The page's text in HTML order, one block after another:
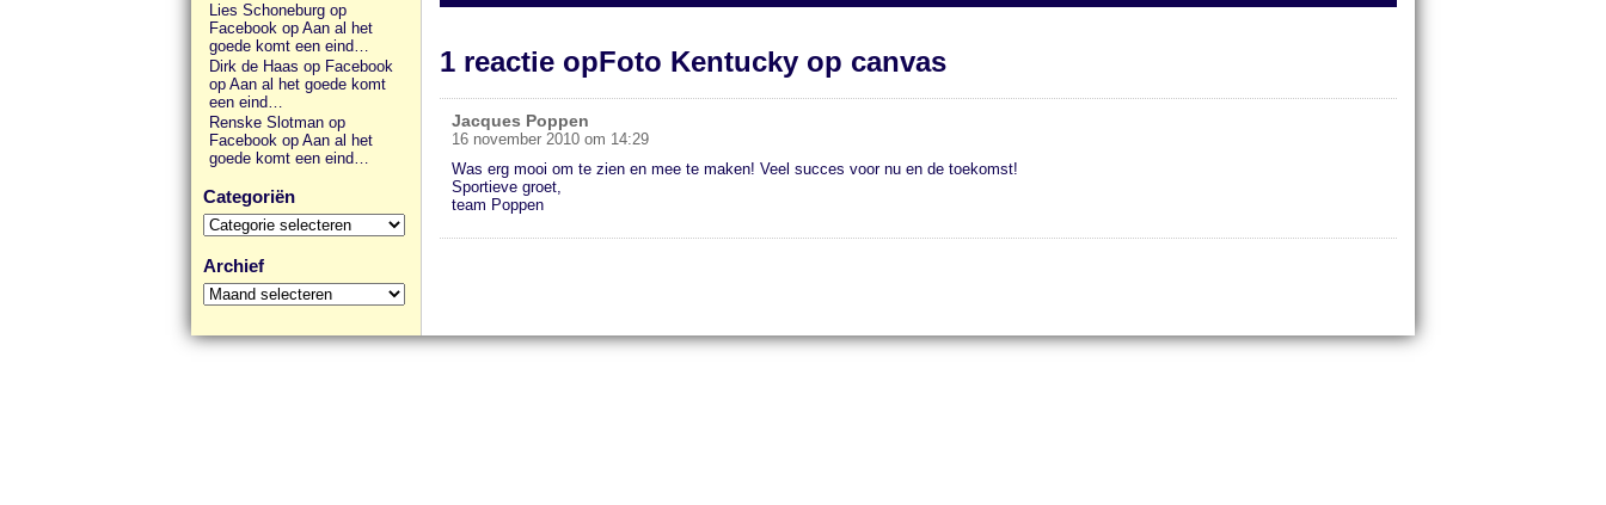
Lies Schoneburg op
Facebook op Aan al het
goede komt een eind…
Dirk de Haas op Facebook
op Aan al het goede komt
een eind…
Renske Slotman op
Facebook op Aan al het
goede komt een eind…
Categoriën
Categoriën
Archief
Archief
1 reactie opFoto Kentucky op canvas
Jacques Poppen
16 november 2010 om 14:29
Was erg mooi om te zien en mee te maken! Veel succes voor nu en de toekomst!
Sportieve groet,
team Poppen